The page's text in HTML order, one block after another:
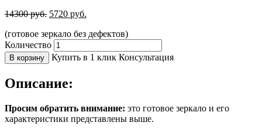
14300руб. 5720 руб.
(готовое зеркало без дефектов)
Количество
В корзину Купить в 1 клик Консультация
Описание:
Просим обратить внимание: это готовое зеркало и его
характеристики представлены выше.